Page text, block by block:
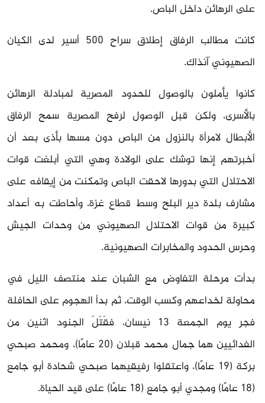
على الرهائن داخل الباص.
كانت مطالب الرفاق إطلاق سراح 500 أسير لدى الكيان
الصهيوني آنذاك.
كانوا يأملون بالوصول للحدود المصرية لمبادلة الرهائن
بالأسرى، ولكن قبل الوصول لرفح المصرية سمح الرفاق
الأبطال لامرأة بالنزول من الباص دون مسها بأذى بعد أن
أخبرتهم إنها توشك على الولادة وهي التي أبلغت قوات
الاحتلال التي بدورها لاحقت الباص وتمكنت من إيقافه على
مشارف بلدة دير البلح وسط قطاع غزة، وأحاطت به أعداد
كبيرة من قوات الاحتلال الصهيوني من وحدات الجيش
وحرس الحدود والمخابرات الصهيونية.
بدأت مرحلة التفاوض مع الشبان عند منتصف الليل في
محاولة لخداعهم وكسب الوقت، ثم بدأ الهجوم على الحافلة
فجر يوم الجمعة 13 نيسان، فقَتَلَ الجنود اثنين من
الفدائيين هما جمال محمد قبلان (20 عامًا)، ومحمد صبحي
بركة (19 عامًا)، واعتقلوا رفيقيهما صبحي شحادة أبو جامع
(18 عامًا) ومجدي أبو جامع (18 عامًا) على قيد الحياة.